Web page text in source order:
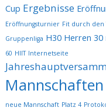
Cup Ergebnisse
Eröffnungsturnier Fit durch
Gruppenliga H30 Herren 30
60 HIIT Internetseite
Mannschaften
neue Mannschaft Platz 4